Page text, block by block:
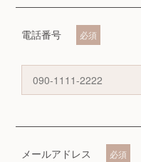
電話番号 必須
メールアドレス 必須